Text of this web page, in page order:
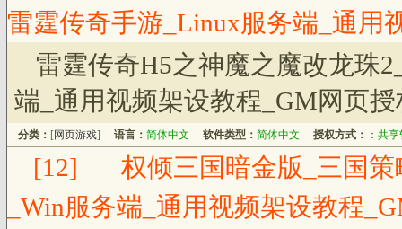
雷霆传奇手游_Linux服务端_通用
雷霆传奇H5之神魔之魔改龙珠
端_通用视频架设教程_GM网页
分类： [网页游戏] 语言： 简体中文 软件类型： 简体中文 授权方式： ： 共享
[12]
权倾三国暗金版_三国
_Win服务端_通用视频架设教程